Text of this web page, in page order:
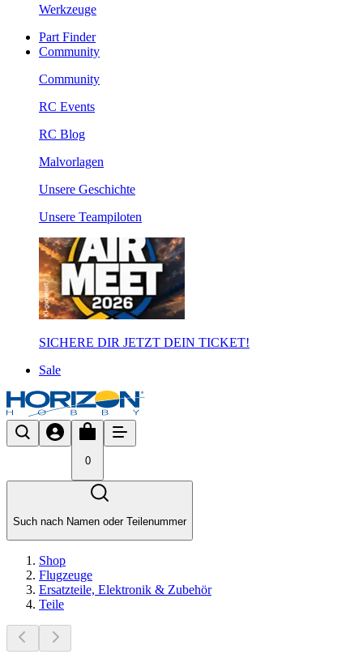
Werkzeuge
Part Finder
Community
Community
RC Events
RC Blog
Malvorlagen
Unsere Geschichte
Unsere Teampiloten
SICHERE DIR JETZT DEIN TICKET!
Sale
0
Such nach Namen oder Teilenummer
Shop
Flugzeuge
Ersatzteile, Elektronik & Zubehör
Teile